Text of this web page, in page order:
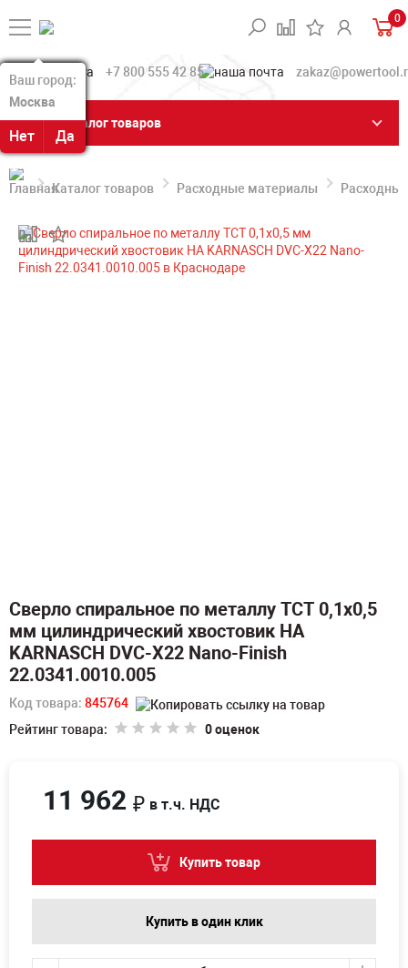
Ваш город:
Москва
Нет Да
Ваш город:
Москва
Нет Да
0
+7 800 555 42 85
Каталог товаров
Каталог товаров Расходные материалы
Сверло спиральное по металлу TCT 0,1х0,5
мм цилиндрический хвостовик HA
KARNASCH DVC-X22 Nano-Finish
22.0341.0010.005
Код товара: 845764
Рейтинг товара:
0 оценок
11 962 ₽ в т.ч. НДС
Купить товар
Купить в один клик